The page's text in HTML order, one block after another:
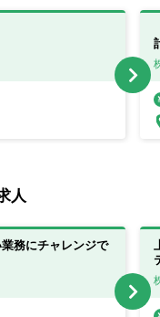
人
務にチャレンジで